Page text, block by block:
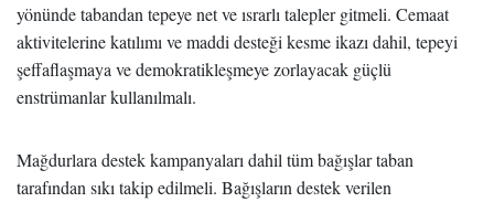
yönünde tabandan tepeye net ve ısrarlı talepler gitmeli. Cemaat
aktivitelerine katılımı ve maddi desteği kesme ikazı dahil, tepeyi
şeffaflaşmaya ve demokratikleşmeye zorlayacak güçlü
enstrümanlar kullanılmalı.
Mağdurlara destek kampanyaları dahil tüm bağışlar taban
tarafından sıkı takip edilmeli. Bağışların destek verilen